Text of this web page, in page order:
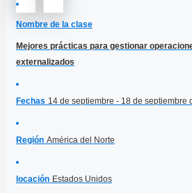
Nombre de la clase
Mejores prácticas para gestionar
externalizados
Fechas 14 de septiembre - 18 de septiembre
Región América del Norte
locación Estados Unidos